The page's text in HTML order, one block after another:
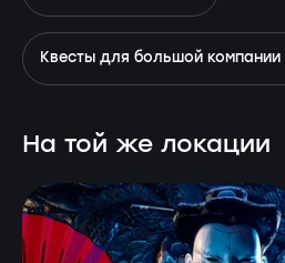
Квесты для большой
На той же локации